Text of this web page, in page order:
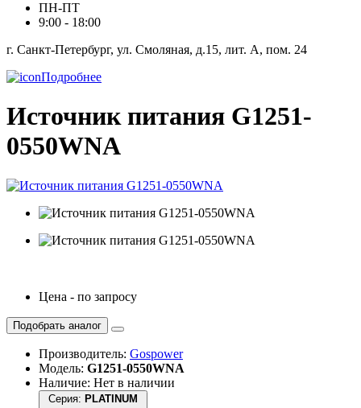
ПН-ПТ
9:00 - 18:00
г. Санкт-Петербург, ул. Смоляная, д.15, лит. А, пом. 24
Подробнее
Источник питания G1251-
0550WNA
Цена - по запросу
Подобрать аналог
Производитель: Gospower
Модель: G1251-0550WNA
Наличие: Нет в наличии
Серия: